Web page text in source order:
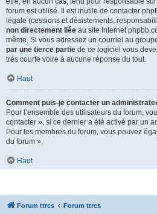
forum est utilisé. Il est inutile de contacter
légale (cessions et désistements,
non directement liée au site Internet
même. Si vous adressez un courriel au
par une tierce partie de ce logiciel vous
très courte voire à aucune réponse du tout.
Haut
Comment puis-je contacter un
Pour l’ensemble des utilisateurs du forum,
contacter », si ce dernier a été activé par un
Pour les membres du forum, vous pouvez
du forum ».
Haut
Forum ttrcs Forum ttrcs